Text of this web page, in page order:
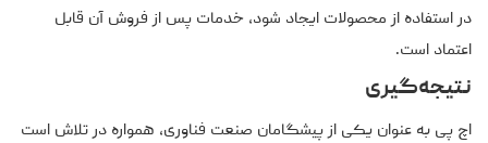
در استفاده از محصولات ایجاد شود، خدمات پس از فروش آن قابل
اعتماد است.
نتیجه‌گیری
اچ پی به عنوان یکی از پیشگامان صنعت فناوری، همواره در تلاش است